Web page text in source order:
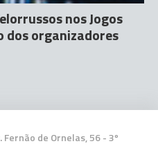
nos Jogos
dos organizadores
Fernão de Ornelas, 56 - 3º